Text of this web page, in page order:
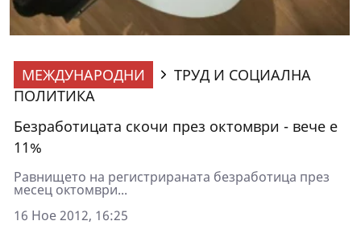
МЕЖДУНАРОДНИ
ТРУД И СОЦИАЛНА
ПОЛИТИКА
Безработицата скочи през октомври - вече е
11%
Равнището на регистрираната безработица през
месец октомври...
16 Ное 2012, 16:25